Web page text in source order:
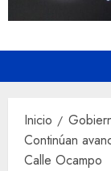
Inicio
Continúan
Calle Ocampo